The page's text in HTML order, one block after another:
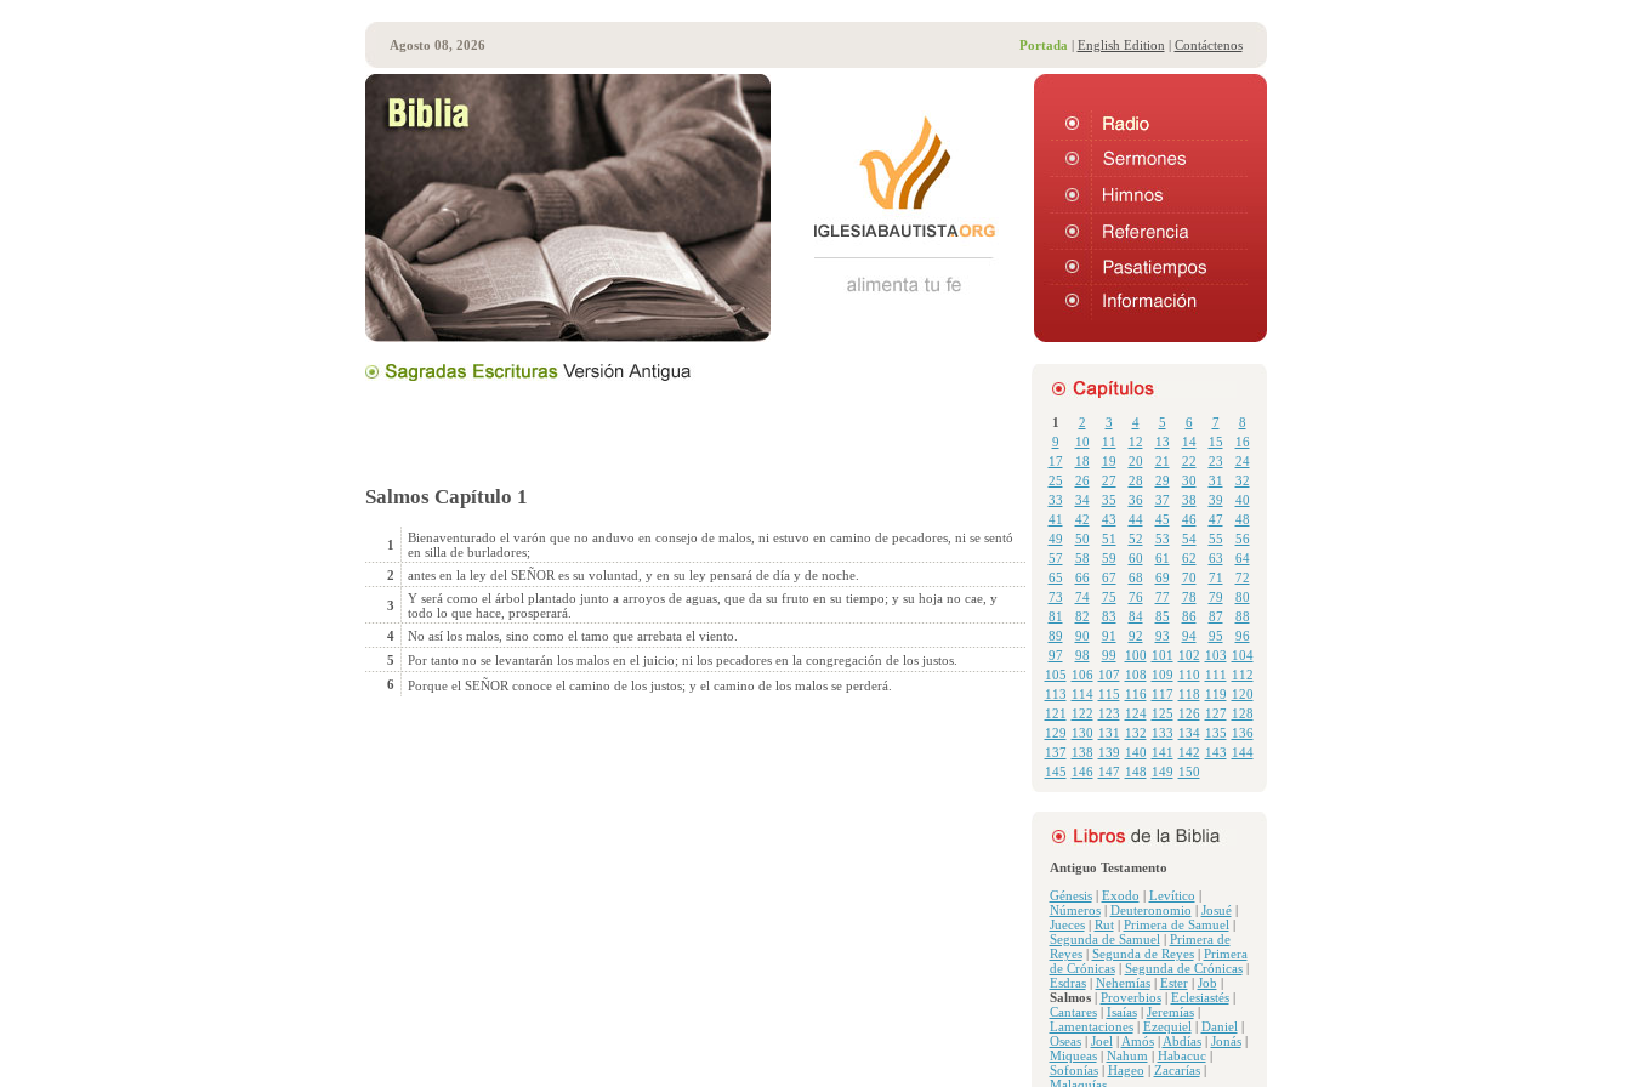
Agosto 08, 2026 Portada | English Edition | Contáctenos
1 2 3 4 5 6 7
8
9
10 11 12 13 14 15
16
17
18 19 20 21 22 23
24
25
26 27 28 29 30 31
32
33
34 35 36 37 38 39
40
41
42 43 44 45 46 47
48
49
50 51 52 53 54 55
56
57
58 59 60 61 62 63
64
65
66 67 68 69 70 71
72
73
74 75 76 77 78 79
80
81
82 83 84 85 86 87
88
89
90 91 92 93 94 95
96
97
98 99 100 101 102 103 104
105 106 107 108 109 110 111 112
113 114 115 116 117 118 119 120
121 122 123 124 125 126 127 128
129 130 131 132 133 134 135 136
137 138 139 140 141 142 143 144
145 146 147 148 149 150
Antiguo Testamento
Génesis| Exodo | Levítico |
Números| Deuteronomio | Josué|
Jueces| Rut| Primera de Samuel |
Segunda de Samuel | Primera de
Reyes| Segunda de Reyes| Primera
de Crónicas| Segunda de Crónicas|
Esdras| Nehemías| Ester| Job |
Salmos| Proverbios| Eclesiastés|
Cantares| Isaías| Jeremías|
Lamentaciones| Ezequiel | Daniel |
Oseas| Joel | Amós| Abdías| Jonás|
Miqueas| Nahum | Habacuc|
Sofonías| Hageo | Zacarías|
Salmos Capítulo 1
1
Bienaventurado el varón que no anduvo en consejo de malos, ni estuvo en camino de pecadores, ni se sentó
en silla de burladores;
2
antes en la ley del SEÑOR es su voluntad, y en su ley pensará de día y de noche.
3
Y será como el árbol plantado junto a arroyos de aguas, que da su fruto en su tiempo; y su hoja no cae, y
todo lo que hace, prosperará.
4
No así los malos, sino como el tamo que arrebata el viento.
5
Por tanto no se levantarán los malos en el juicio; ni los pecadores en la congregación de los justos.
6
Porque el SEÑOR conoce el camino de los justos; y el camino de los malos se perderá.